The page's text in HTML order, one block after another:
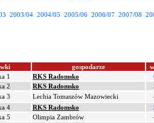
2003/04 2004/05 2005/06 2006/07 2007/08
gospodarze
1 RKS Radomsko
2 RKS Radomsko
3 Lechia Tomaszów Mazowiecki
4 RKS Radomsko
5 Olimpia Zambrów